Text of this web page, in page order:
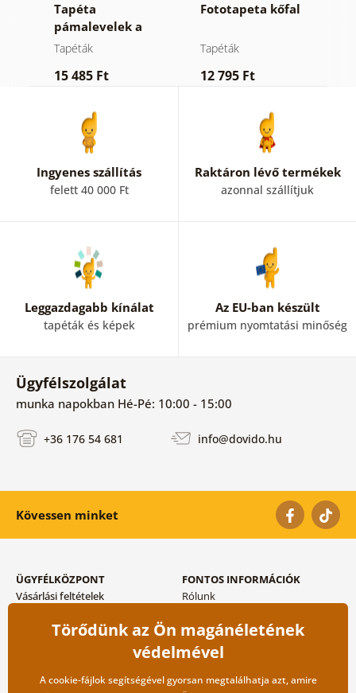
Tapéta
pámalevelek a
dzsungelben
Tapéták
15 485 Ft
Fototapeta kőfal
Tapéták
12 795 Ft
Ingyenes szállítás
felett 40 000 Ft
Raktáron lévő termékek
azonnal szállítjuk
Leggazdagabb kínálat
tapéták és képek
Az EU-ban készült
prémium nyomtatási minőség
Ügyfélszolgálat
munka napokban Hé-Pé: 10:00 - 15:00
+36 176 54 681 info@dovido.hu
Kövessen minket
ÜGYFÉLKÖZPONT
Vásárlási feltételek
Szállítási és fizetési módok
FONTOS INFORMÁCIÓK
Rólunk
Blog
Kapcsolat
Nagykereskedelmi
együttműködés
Törődünk az Ön magánéletének
védelmével
A cookie-fájlok segítségével gyorsan megtalálhatja azt, amire